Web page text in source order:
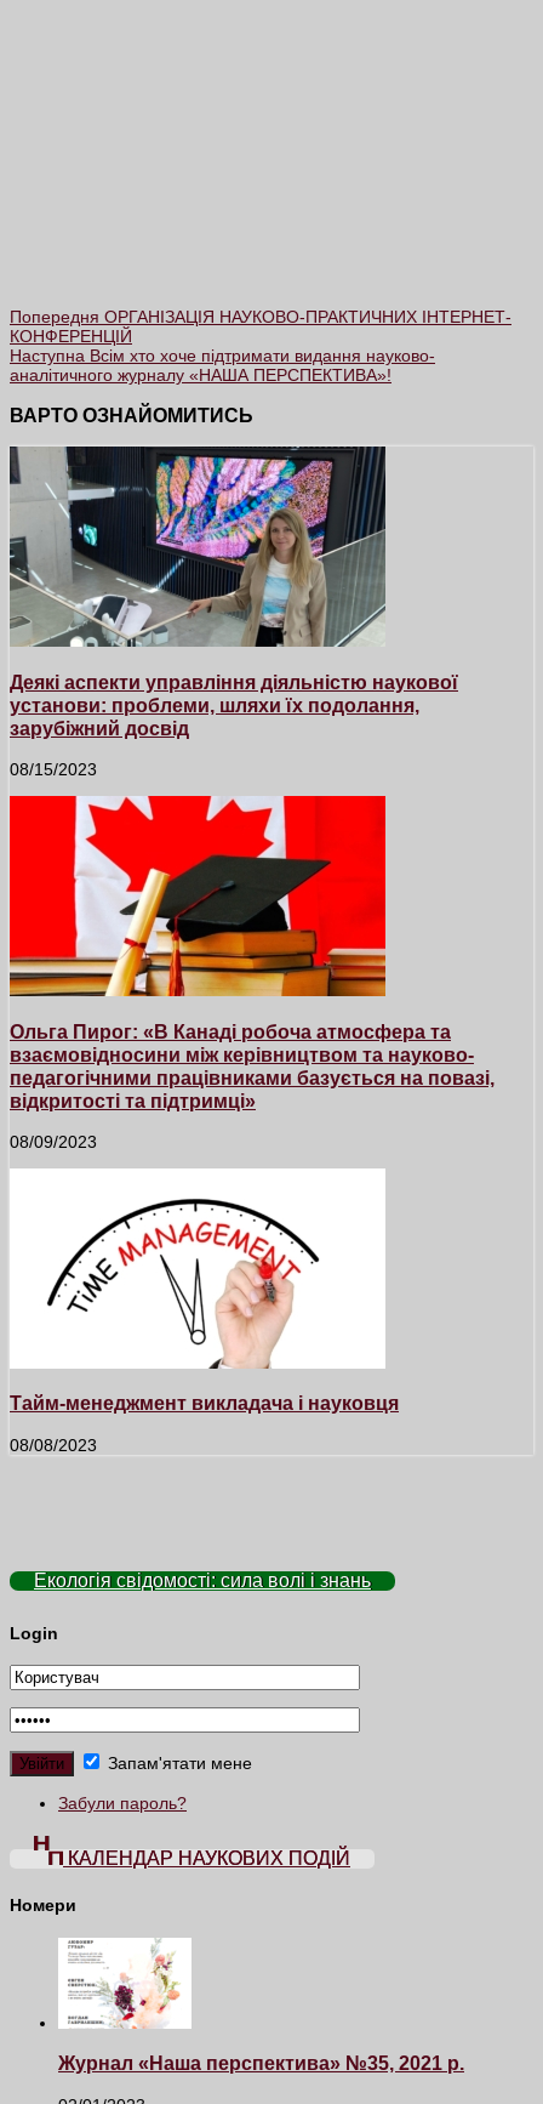
Попередня ОРГАНІЗАЦІЯ НАУКОВО-ПРАКТИЧНИХ ІНТЕРНЕТ-
КОНФЕРЕНЦІЙ
Наступна Всім хто хоче підтримати видання науково-
аналітичного журналу «НАША ПЕРСПЕКТИВА»!
ВАРТО ОЗНАЙОМИТИСЬ
Деякі аспекти управління діяльністю наукової
установи: проблеми, шляхи їх подолання,
зарубіжний досвід
08/15/2023
Ольга Пирог: «В Канаді робоча атмосфера та
взаємовідносини між керівництвом та науково-
педагогічними працівниками базується на повазі,
відкритості та підтримці»
08/09/2023
Тайм-менеджмент викладача і науковця
08/08/2023
Екологія свідомості: сила волі і знань
Login
Запам'ятати мене
Забули пароль?
КАЛЕНДАР НАУКОВИХ ПОДІЙ
Номери
Журнал «Наша перспектива» №35, 2021 р.